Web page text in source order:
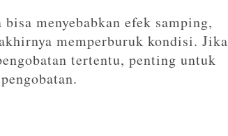
menyebabkan efek samping,
memperburuk kondisi. Jika
tertentu, penting untuk